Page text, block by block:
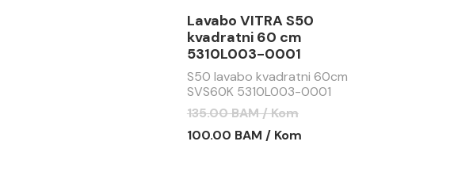
Lavabo VITRA S50
kvadratni 60 cm
5310L003-0001
S50 lavabo kvadratni 60cm
SVS60K 5310L003-0001
135.00 BAM / Kom
100.00 BAM / Kom